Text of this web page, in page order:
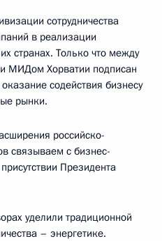
сотрудничества
в реализации
странах. Только что между
МИДом Хорватии подписан
содействия бизнесу
рынки.
российско-
связываем с бизнес-
Президента
уделили традиционной
– энергетике.